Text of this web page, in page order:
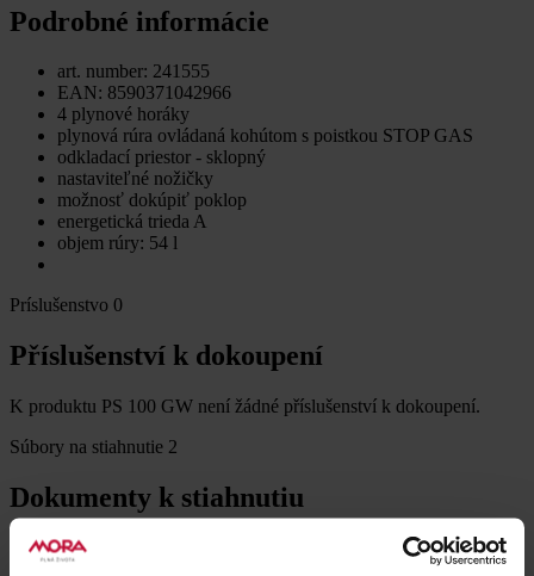
Podrobné informácie
art. number: 241555
EAN: 8590371042966
4 plynové horáky
plynová rúra ovládaná kohútom s poistkou STOP GAS
odkladací priestor - sklopný
nastaviteľné nožičky
možnosť dokúpiť poklop
energetická trieda A
objem rúry: 54 l
Príslušenstvo 0
Příslušenství k dokoupení
K produktu PS 100 GW není žádné příslušenství k dokoupení.
Súbory na stiahnutie 2
Dokumenty k stiahnutiu